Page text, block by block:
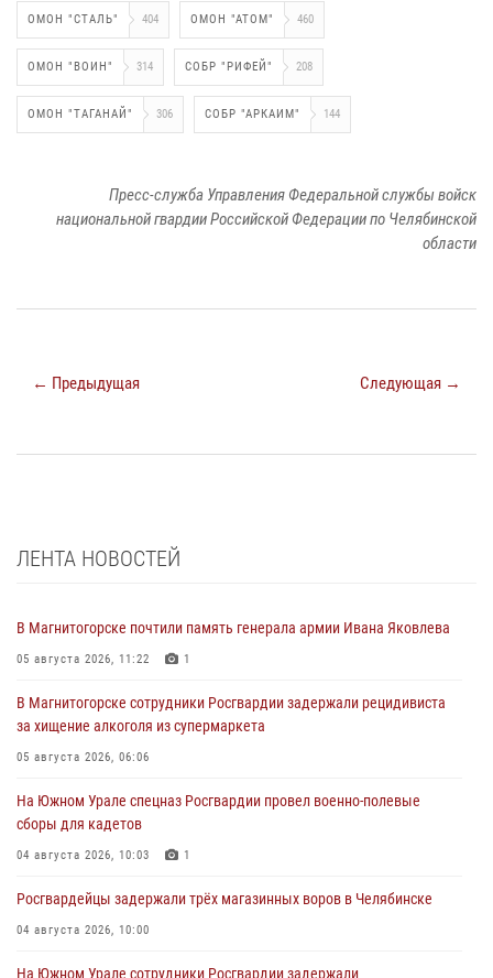
ОМОН "СТАЛЬ" 404 ОМОН "АТОМ" 460
ОМОН "ВОИН" 314 СОБР "РИФЕЙ" 208
ОМОН "ТАГАНАЙ" 306 СОБР "АРКАИМ" 144
Пресс-служба Управления Федеральной службы войск
национальной гвардии Российской Федерации по Челябинской
области
← Предыдущая Следующая →
ЛЕНТА НОВОСТЕЙ
В Магнитогорске почтили память генерала армии Ивана Яковлева
05 августа 2026, 11:22 1
В Магнитогорске сотрудники Росгвардии задержали рецидивиста
за хищение алкоголя из супермаркета
05 августа 2026, 06:06
На Южном Урале спецназ Росгвардии провел военно-полевые
сборы для кадетов
04 августа 2026, 10:03 1
Росгвардейцы задержали трёх магазинных воров в Челябинске
04 августа 2026, 10:00
На Южном Урале сотрудники Росгвардии задержали